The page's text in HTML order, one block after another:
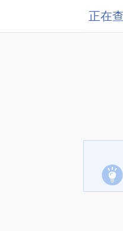
正在